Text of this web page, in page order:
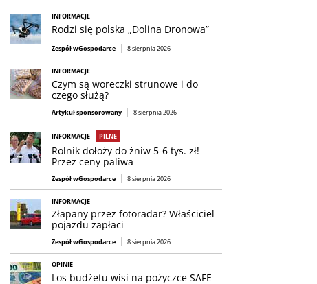
INFORMACJE
Rodzi się polska „Dolina Dronowa”
Zespół wGospodarce 8 sierpnia 2026
INFORMACJE
Czym są woreczki strunowe i do
czego służą?
Artykuł sponsorowany 8 sierpnia 2026
INFORMACJE PILNE
Rolnik dołoży do żniw 5-6 tys. zł!
Przez ceny paliwa
Zespół wGospodarce 8 sierpnia 2026
INFORMACJE
Złapany przez fotoradar? Właściciel
pojazdu zapłaci
Zespół wGospodarce 8 sierpnia 2026
OPINIE
Los budżetu wisi na pożyczce SAFE